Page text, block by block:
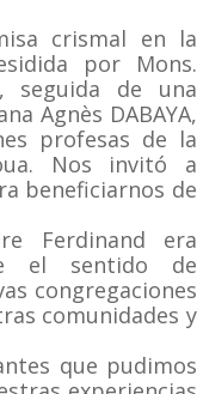
crismal en la
por Mons.
seguida de una
Agnès DABAYA,
profesas de la
Nos invitó a
beneficiarnos de
Ferdinand era
el sentido de
congregaciones
comunidades y
que pudimos